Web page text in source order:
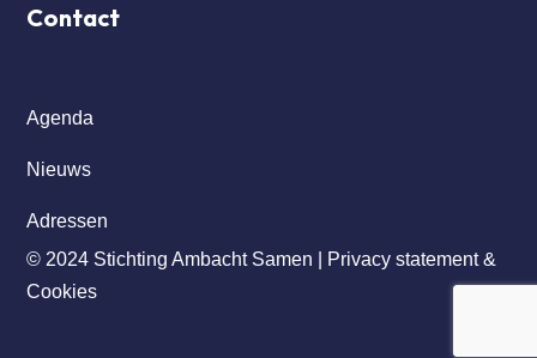
Contact
Agenda
Nieuws
Adressen
© 2024 Stichting Ambacht Samen | Privacy statement &
Cookies